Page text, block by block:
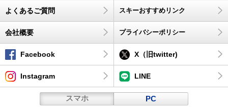
よくあるご質問 スキーおすすめリンク
会社概要 プライバシーポリシー
Facebook X（旧twitter)
Instagram LINE
スマホ PC